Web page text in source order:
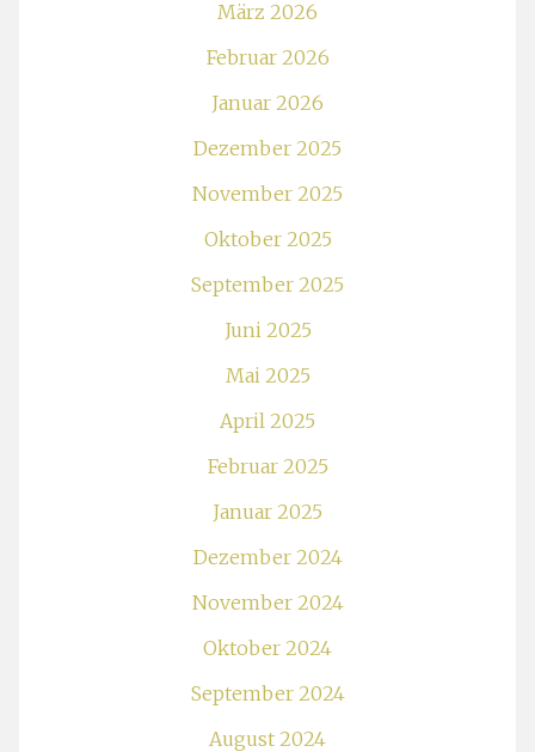
März 2026
Februar 2026
Januar 2026
Dezember 2025
November 2025
Oktober 2025
September 2025
Juni 2025
Mai 2025
April 2025
Februar 2025
Januar 2025
Dezember 2024
November 2024
Oktober 2024
September 2024
August 2024